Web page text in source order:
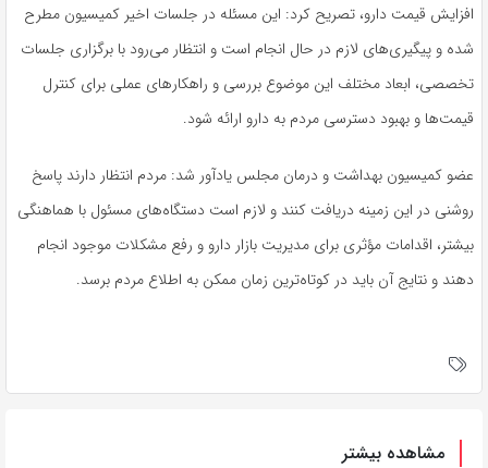
افزایش قیمت دارو، تصریح کرد: این مسئله در جلسات اخیر کمیسیون مطرح
شده و پیگیری‌های لازم در حال انجام است و انتظار می‌رود با برگزاری جلسات
تخصصی، ابعاد مختلف این موضوع بررسی و راهکارهای عملی برای کنترل
قیمت‌ها و بهبود دسترسی مردم به دارو ارائه شود.
عضو کمیسیون بهداشت و درمان مجلس یادآور شد: مردم انتظار دارند پاسخ
روشنی در این زمینه دریافت کنند و لازم است دستگاه‌های مسئول با هماهنگی
بیشتر، اقدامات مؤثری برای مدیریت بازار دارو و رفع مشکلات موجود انجام
دهند و نتایج آن باید در کوتاه‌ترین زمان ممکن به اطلاع مردم برسد.
مشاهده بیشتر